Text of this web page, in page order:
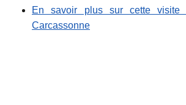
En savoir plus sur cette visite
Carcassonne